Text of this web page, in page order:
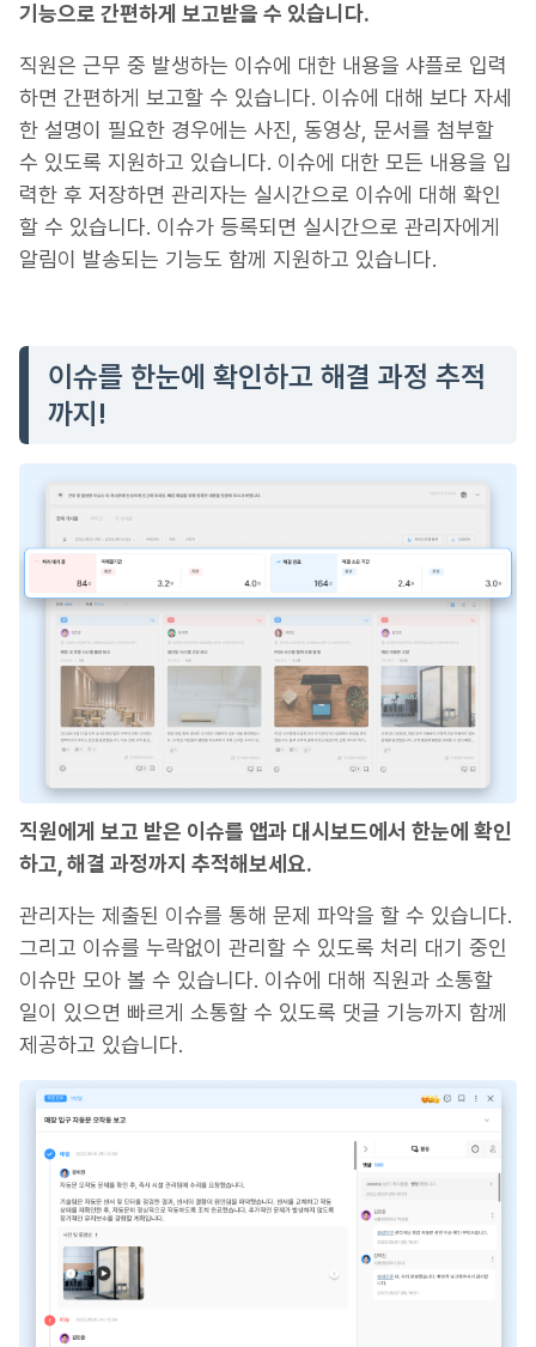
기능으로 간편하게 보고받을 수 있습니다.
직원은 근무 중 발생하는 이슈에 대한 내용을 샤플로 입력
하면 간편하게 보고할 수 있습니다. 이슈에 대해 보다 자세
한 설명이 필요한 경우에는 사진, 동영상, 문서를 첨부할
수 있도록 지원하고 있습니다. 이슈에 대한 모든 내용을 입
력한 후 저장하면 관리자는 실시간으로 이슈에 대해 확인
할 수 있습니다. 이슈가 등록되면 실시간으로 관리자에게
알림이 발송되는 기능도 함께 지원하고 있습니다.
이슈를 한눈에 확인하고 해결 과정 추적
까지!
직원에게 보고 받은 이슈를 앱과 대시보드에서 한눈에 확인
하고, 해결 과정까지 추적해보세요.
관리자는 제출된 이슈를 통해 문제 파악을 할 수 있습니다.
그리고 이슈를 누락없이 관리할 수 있도록 처리 대기 중인
이슈만 모아 볼 수 있습니다. 이슈에 대해 직원과 소통할
일이 있으면 빠르게 소통할 수 있도록 댓글 기능까지 함께
제공하고 있습니다.